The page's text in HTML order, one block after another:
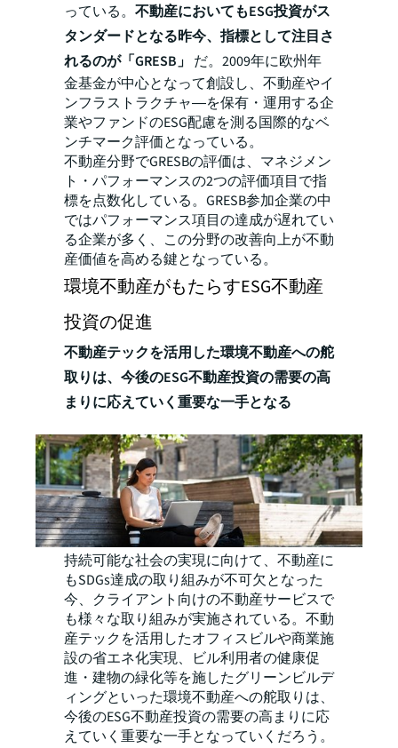
っている。 不動産においてもESG投資がス
タンダードとなる昨今、指標として注目さ
れるのが「GRESB」 だ。2009年に欧州年
金基金が中心となって創設し、不動産やイ
ンフラストラクチャ―を保有・運用する企
業やファンドのESG配慮を測る国際的なベ
ンチマーク評価となっている。
不動産分野でGRESBの評価は、マネジメン
ト・パフォーマンスの2つの評価項目で指
標を点数化している。GRESB参加企業の中
ではパフォーマンス項目の達成が遅れてい
る企業が多く、この分野の改善向上が不動
産価値を高める鍵となっている。
環境不動産がもたらすESG不動産
投資の促進
不動産テックを活用した環境不動産への舵
取りは、今後のESG不動産投資の需要の高
まりに応えていく重要な一手となる
持続可能な社会の実現に向けて、不動産に
もSDGs達成の取り組みが不可欠となった
今、クライアント向けの不動産サービスで
も様々な取り組みが実施されている。不動
産テックを活用したオフィスビルや商業施
設の省エネ化実現、ビル利用者の健康促
進・建物の緑化等を施したグリーンビルデ
ィングといった環境不動産への舵取りは、
今後のESG不動産投資の需要の高まりに応
えていく重要な一手となっていくだろう。